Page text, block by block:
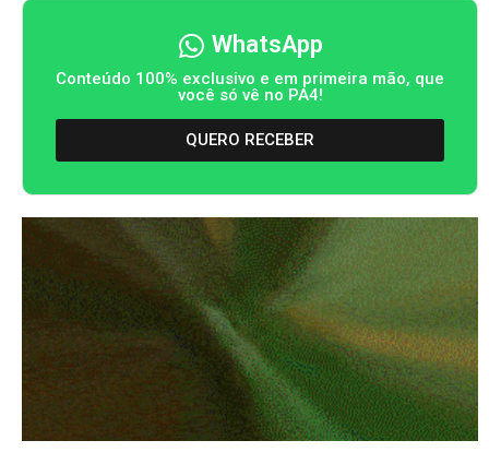
WhatsApp
Conteúdo 100% exclusivo e em primeira mão, que
você só vê no PA4!
QUERO RECEBER